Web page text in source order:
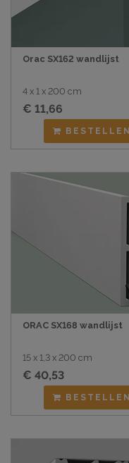
Orac SX162 wandlijst
4 x 1 x 200 cm
€ 11,66
BESTELLEN
ORAC SX168 wandlijst
15 x 1,3 x 200 cm
€ 40,53
BESTELLEN